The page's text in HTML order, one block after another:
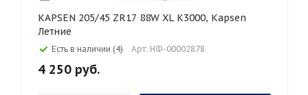
KAPSEN 205/45 ZR17 88W XL K3000, Kapsen
Летние
Есть в наличии (4) Арт: НФ-00002878
4 250 руб.